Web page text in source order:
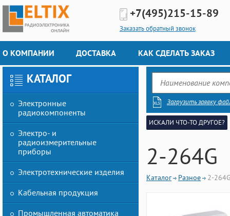
+7(495)215-15-89
Заказать обратный звонок
О КОМПАНИИ ДОСТАВКА КАК СДЕЛАТЬ ЗАКАЗ
КАТАЛОГ
Электронные
радиокомпоненты
Электро- и
радиоизмерительные
приборы
Электротехнические изделия
Кабельная продукция
Промышленная автоматика
Загрузить заявку
ИСКАЛИ ЧТО-ТО ДРУГОЕ?
2-264G
Каталог Разное 2-